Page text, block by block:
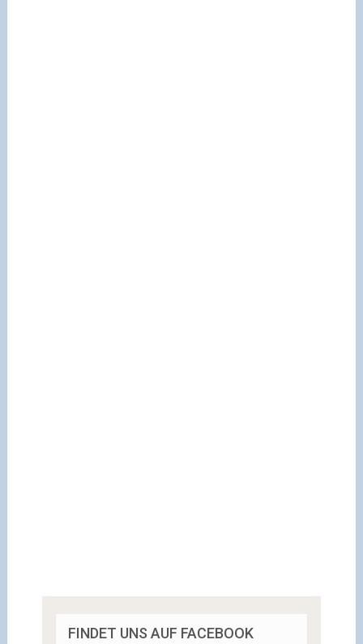
FINDET UNS AUF FACEBOOK